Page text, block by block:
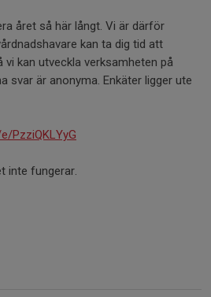
året så här långt. Vi är därför
kan ta dig tid att
vi kan utveckla verksamheten på
svar är anonyma. Enkäter ligger ute
PzziQKLYyG
inte fungerar.